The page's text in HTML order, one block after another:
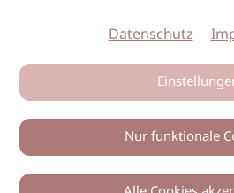
Datenschutz
Nur funktionale